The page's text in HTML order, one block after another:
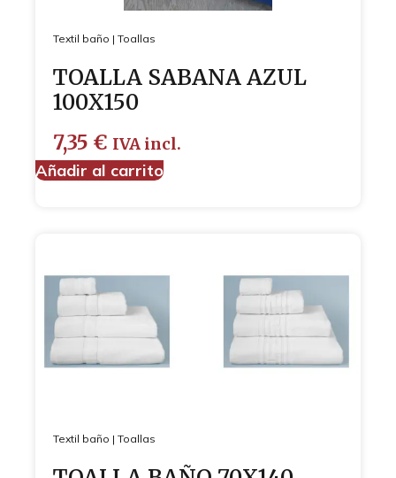
Textil baño | Toallas
TOALLA SABANA AZUL
100X150
7,35 € IVA incl.
Añadir al carrito
Textil baño | Toallas